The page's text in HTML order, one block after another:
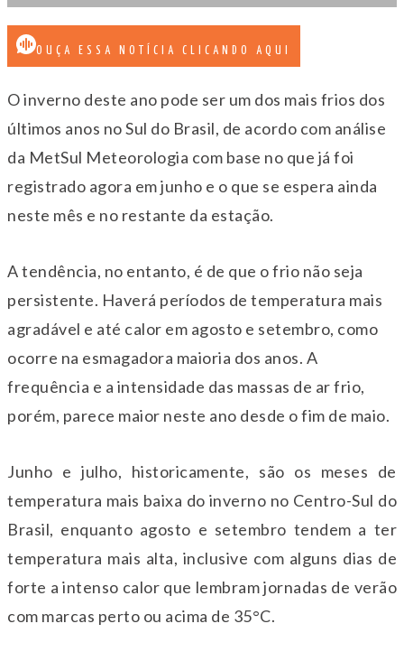
OUÇA ESSA NOTÍCIA CLICANDO AQUI
O inverno deste ano pode ser um dos mais frios dos
últimos anos no Sul do Brasil, de acordo com análise
da MetSul Meteorologia com base no que já foi
registrado agora em junho e o que se espera ainda
neste mês e no restante da estação.
A tendência, no entanto, é de que o frio não seja
persistente. Haverá períodos de temperatura mais
agradável e até calor em agosto e setembro, como
ocorre na esmagadora maioria dos anos. A
frequência e a intensidade das massas de ar frio,
porém, parece maior neste ano desde o fim de maio.
Junho e julho, historicamente, são os meses de
temperatura mais baixa do inverno no Centro-Sul do
Brasil, enquanto agosto e setembro tendem a ter
temperatura mais alta, inclusive com alguns dias de
forte a intenso calor que lembram jornadas de verão
com marcas perto ou acima de 35°C.